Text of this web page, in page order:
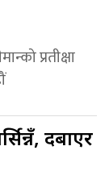
प्रतीक्षा
दबाएर